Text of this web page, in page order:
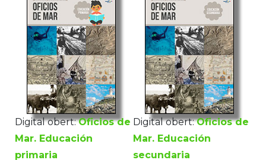
Digital obert: Oficios de
Mar. Educación
primaria
Digital obert: Oficios de
Mar. Educación
secundaria